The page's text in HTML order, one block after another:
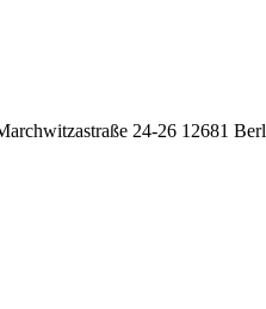
24-26 12681